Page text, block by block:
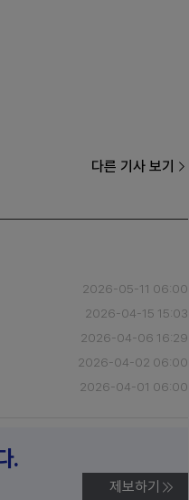
다른 기사 보기
2026-05-11 06:00
2026-04-15 15:03
2026-04-06 16:29
2026-04-02 06:00
2026-04-01 06:00
.
제보하기